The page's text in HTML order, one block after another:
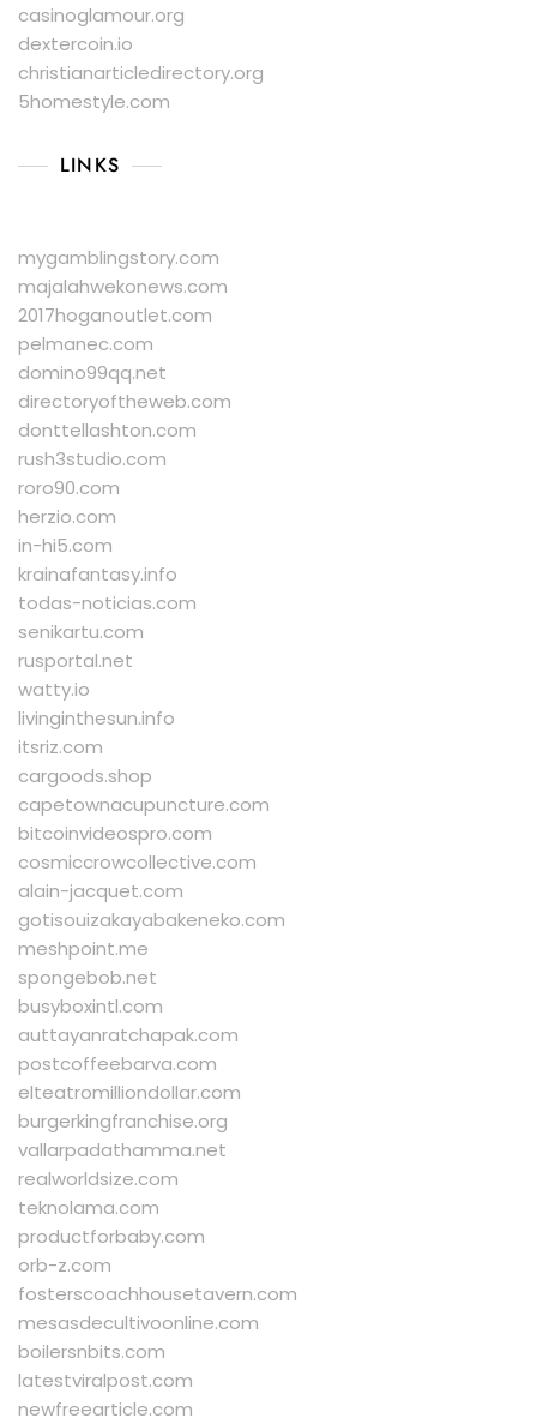
casinoglamour.org
dextercoin.io
christianarticledirectory.org
5homestyle.com
LINKS
mygamblingstory.com
majalahwekonews.com
2017hoganoutlet.com
pelmanec.com
domino99qq.net
directoryoftheweb.com
donttellashton.com
rush3studio.com
roro90.com
herzio.com
in-hi5.com
krainafantasy.info
todas-noticias.com
senikartu.com
rusportal.net
watty.io
livinginthesun.info
itsriz.com
cargoods.shop
capetownacupuncture.com
bitcoinvideospro.com
cosmiccrowcollective.com
alain-jacquet.com
gotisouizakayabakeneko.com
meshpoint.me
spongebob.net
busyboxintl.com
auttayanratchapak.com
postcoffeebarva.com
elteatromilliondollar.com
burgerkingfranchise.org
vallarpadathamma.net
realworldsize.com
teknolama.com
productforbaby.com
orb-z.com
fosterscoachhousetavern.com
mesasdecultivoonline.com
boilersnbits.com
latestviralpost.com
newfreearticle.com